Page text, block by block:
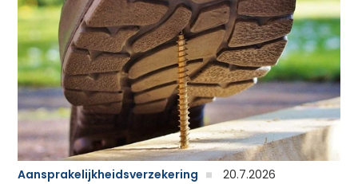
Aansprakelijkheidsverzekering 20.7.2026